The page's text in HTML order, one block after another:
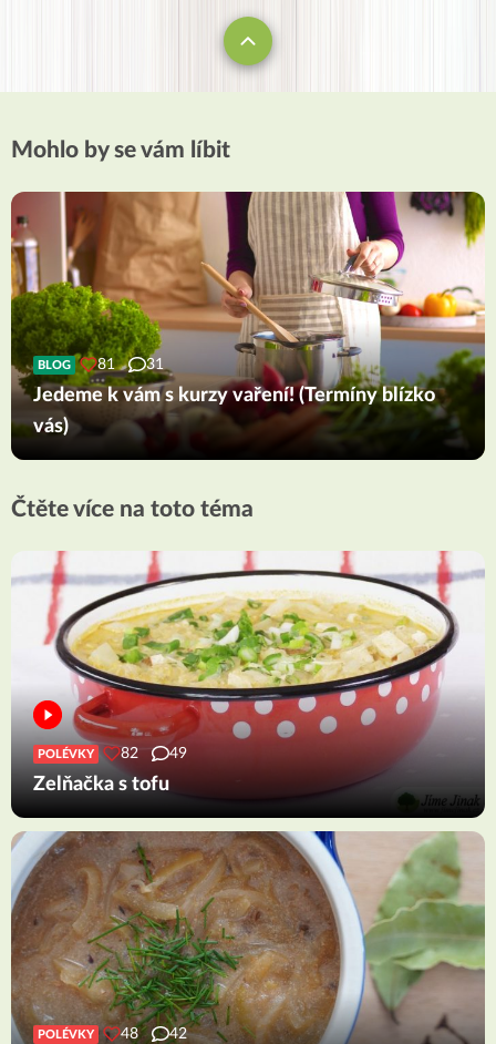
Mohlo by se vám líbit
BLOG 81 31
Jedeme k vám s kurzy vaření! (Termíny blízko
vás)
Čtěte více na toto téma
POLÉVKY 82 49
Zelňačka s tofu
POLÉVKY 48 42